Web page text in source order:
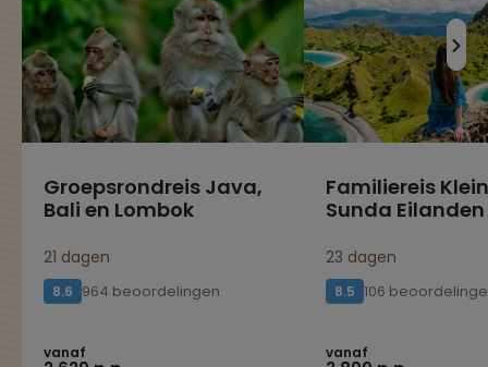
Groepsrondreis Java,
Bali en Lombok
21 dagen
8.6 964 beoordelingen
vanaf
Familiereis
Sunda Eilanden
23 dagen
8.5 106
vanaf